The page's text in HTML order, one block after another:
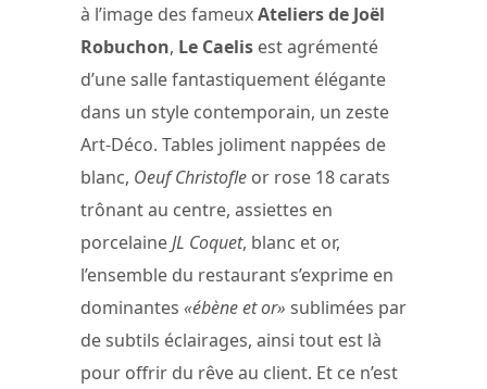
à l’image des fameuxAteliers de Joël
Robuchon, Le Caelis est agrémenté
d’une salle fantastiquement élégante
dans un style contemporain, un zeste
Art-Déco. Tables joliment nappées de
blanc, Oeuf Christofle or rose 18 carats
trônant au centre, assiettes en
porcelaineJL Coquet, blanc et or,
l’ensemble du restaurant s’exprime en
dominantes «ébène et or» sublimées par
de subtils éclairages, ainsi tout est là
pour offrir du rêve au client. Et ce n’est